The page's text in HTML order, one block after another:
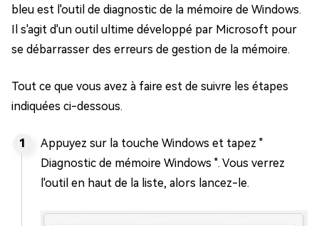
bleu est l'outil de diagnostic de la mémoire de Windows.
Il s'agit d'un outil ultime développé par Microsoft pour
se débarrasser des erreurs de gestion de la mémoire.
Tout ce que vous avez à faire est de suivre les étapes
indiquées ci-dessous.
Appuyez sur la touche Windows et tapez "
Diagnostic de mémoire Windows ". Vous verrez
l'outil en haut de la liste, alors lancez-le.